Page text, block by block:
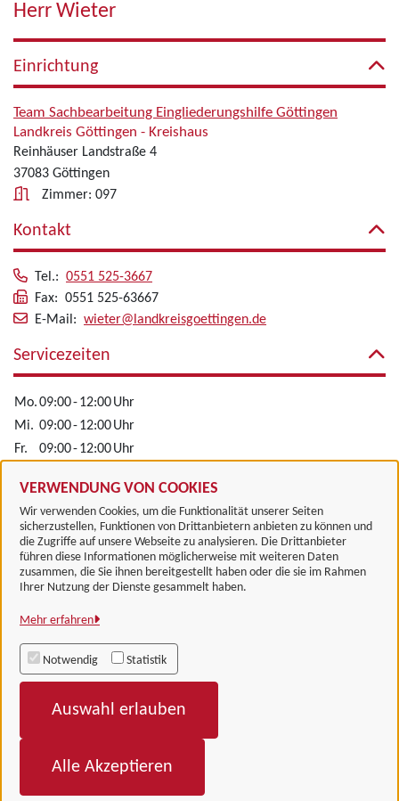
VERWENDUNG VON COOKIES
Wir verwenden Cookies, um die Funktionalität unserer Seiten
sicherzustellen, Funktionen von Drittanbietern anbieten zu können und
die Zugriffe auf unsere Webseite zu analysieren. Die Drittanbieter
führen diese Informationen möglicherweise mit weiteren Daten
zusammen, die Sie ihnen bereitgestellt haben oder die sie im Rahmen
Ihrer Nutzung der Dienste gesammelt haben.
Mehr erfahren
Notwendig Statistik
Auswahl erlauben
Alle Akzeptieren
Herr Wieter
Einrichtung
Team Sachbearbeitung Eingliederungshilfe Göttingen
Landkreis Göttingen - Kreishaus
Reinhäuser Landstraße 4
37083 Göttingen
Zimmer: 097
Kontakt
Tel.: 0551 525-3667
Fax: 0551 525-63667
E-Mail: wieter@landkreisgoettingen.de
Servicezeiten
Mo.09:00-12:00Uhr
Mi. 09:00-12:00Uhr
Fr.
09:00-12:00Uhr
Alle zugeordneten Einrichtungen
Landkreis Göttingen
Alle Rechte vorbehalten
Barrierefreiheit